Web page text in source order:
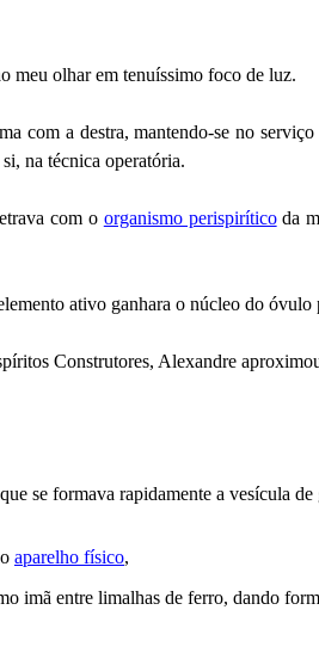
meu olhar em tenuíssimo foco de luz.
com a destra, mantendo-se no
na técnica operatória.
com o organismo perispiríticoda
ativo ganhara o núcleo do óvulo
Construtores, Alexandre
se formava rapidamente a vesícula
aparelho físico,
imã entre limalhas de ferro, dando